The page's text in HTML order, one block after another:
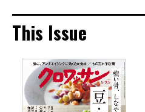
This Issue